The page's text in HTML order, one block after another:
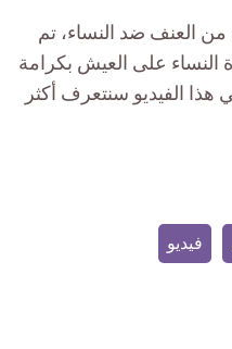
العنف ضد النساء، تم
النساء على العيش بكرامة
الفيديو سنتعرف أكثر
فيديو